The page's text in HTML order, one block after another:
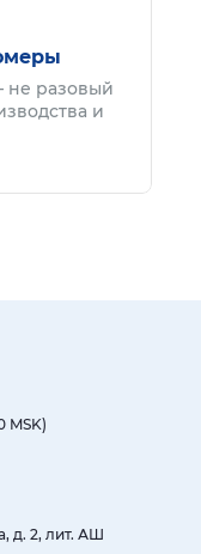
не разовый
и
MSK)
д. 2, лит. АШ